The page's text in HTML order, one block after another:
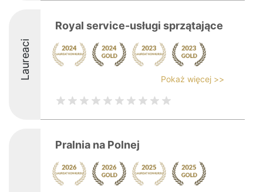
Laureaci
Royal service-usługi sprzątające
Pokaż więcej >>
Pralnia na Polnej